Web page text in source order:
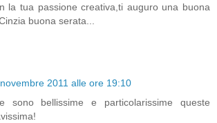
la tua passione creativa,ti auguro una buona
buona serata...
2011 alle ore 19:10
sono bellissime e particolarissime queste